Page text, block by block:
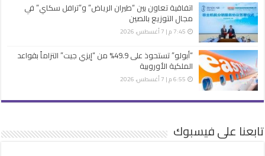
اتفاقية تعاون بين “طيران الرياض” و”ترافل سكاي” في
مجال التوزيع بالصين
7:45 م | 7 أغسطس، 2026
“أبولو” تستحوذ على 49.9% من “إيزي جيت” التزاماً بقواعد
الملكية الأوروبية
6:55 م | 7 أغسطس، 2026
تابعنا على فيسبوك